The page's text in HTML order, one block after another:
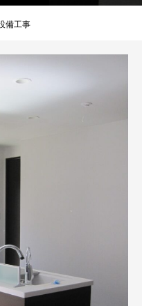
備工事